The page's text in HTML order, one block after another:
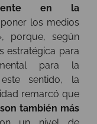
en la
los medios
porque, según
estratégica para
para la
sentido, la
remarcó que
también más